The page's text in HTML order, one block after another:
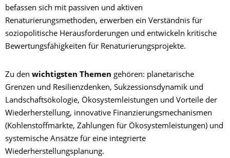
befassen sich mit passiven und aktiven
Renaturierungsmethoden, erwerben ein Verständnis für
soziopolitische Herausforderungen und entwickeln kritische
Bewertungsfähigkeiten für Renaturierungsprojekte.
Zu den wichtigsten Themen gehören: planetarische
Grenzen und Resilienzdenken, Sukzessionsdynamik und
Landschaftsökologie, Ökosystemleistungen und Vorteile der
Wiederherstellung, innovative Finanzierungsmechanismen
(Kohlenstoffmärkte, Zahlungen für Ökosystemleistungen) und
systemische Ansätze für eine integrierte
Wiederherstellungsplanung.